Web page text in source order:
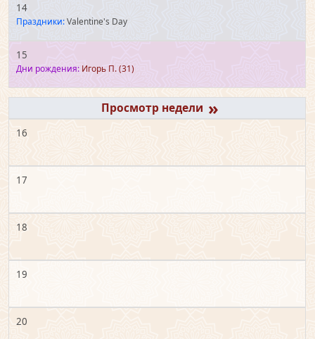
14
Праздники:Valentine's Day
15
Дни рождения: Игорь П.(31)
»
16
17
18
19
20